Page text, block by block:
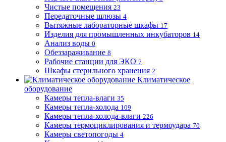
Чистые помещения 23
Передаточные шлюзы 4
Вытяжные лабораторные шкафы 17
Изделия для промышленных инкубаторов 14
Анализ воды 0
Обеззараживание 8
Рабочие станции для ЭКО 7
Шкафы стерильного хранения 2
Климатическое
оборудование
Камеры тепла-влаги 35
Камеры тепла-холода 109
Камеры тепла-холода-влаги 226
Камеры термоциклирования и термоудара 70
Камеры светопогоды 4